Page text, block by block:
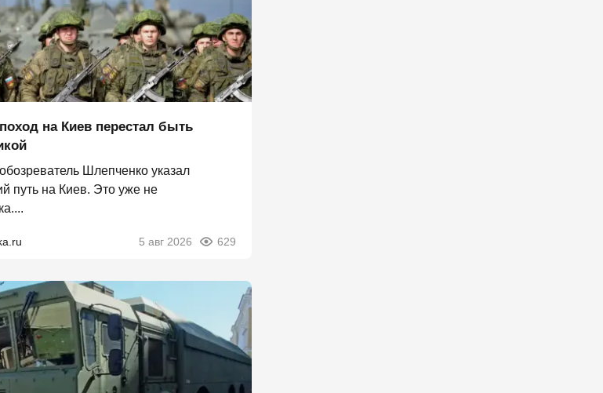
на Киев перестал быть
Шлепченко указал
путь на Киев. Это уже не
5 авг 2026 629